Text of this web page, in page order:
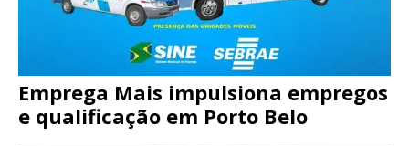
Emprega Mais impulsiona empregos
e qualificação em Porto Belo